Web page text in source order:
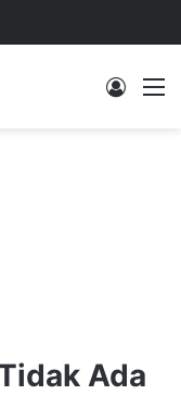
Log In
Ada